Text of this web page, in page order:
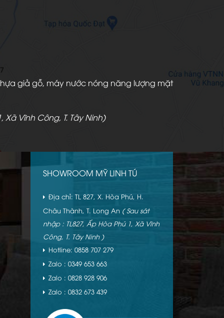
giả gỗ, máy nước nóng năng lượng mặt
Xã Vĩnh Công, T. Tây Ninh)
SHOWROOM MỸ LINH TÚ
Địa chỉ: TL 827, X. Hòa Phú, H.
Châu Thành, T. Long An ( Sau sát
nhập : TL827, Ấp Hòa Phú 1, Xã Vĩnh
Công, T. Tây Ninh )
Hotline: 0858 707 279
Zalo : 0349 653 663
Zalo : 0828 928 906
Zalo : 0832 673 439